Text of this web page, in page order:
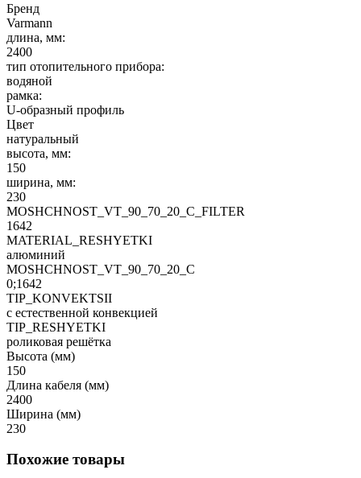
Бренд
Varmann
длина, мм:
2400
тип отопительного прибора:
водяной
рамка:
U-образный профиль
Цвет
натуральный
высота, мм:
150
ширина, мм:
230
MOSHCHNOST_VT_90_70_20_C_FILTER
1642
MATERIAL_RESHYETKI
алюминий
MOSHCHNOST_VT_90_70_20_C
0;1642
TIP_KONVEKTSII
с естественной конвекцией
TIP_RESHYETKI
роликовая решётка
Высота (мм)
150
Длина кабеля (мм)
2400
Ширина (мм)
230
Похожие товары